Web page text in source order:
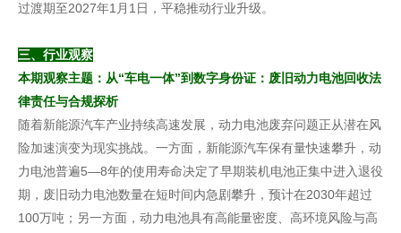
过渡期至2027年1月1日，平稳推动行业升级。
三、行业观察
本期观察主题：从“车电一体”到数字身份证：废旧动力电池回收法
律责任与合规探析
随着新能源汽车产业持续高速发展，动力电池废弃问题正从潜在风
险加速演变为现实挑战。一方面，新能源汽车保有量快速攀升，动
力电池普遍5—8年的使用寿命决定了早期装机电池正集中进入退役
期，废旧动力电池数量在短时间内急剧攀升，预计在2030年超过
100万吨；另一方面，动力电池具有高能量密度、高环境风险与高